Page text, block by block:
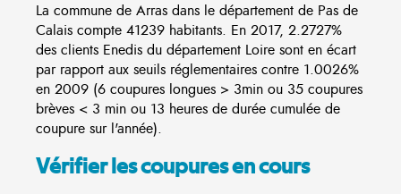
La commune de Arras dans le département de Pas de
Calais compte 41239 habitants. En 2017, 2.2727%
des clients Enedis du département Loire sont en écart
par rapport aux seuils réglementaires contre 1.0026%
en 2009 (6 coupures longues > 3min ou 35 coupures
brèves < 3 min ou 13 heures de durée cumulée de
coupure sur l'année).
Vérifier les coupures en cours